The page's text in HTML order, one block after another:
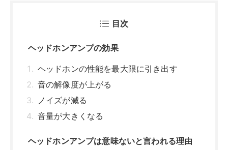
目次
ヘッドホンアンプの効果
ヘッドホンの性能を最大限に引き出す
音の解像度が上がる
ノイズが減る
音量が大きくなる
ヘッドホンアンプは意味ないと言われる理由